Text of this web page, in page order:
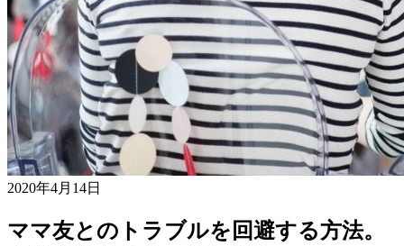
2020年4月14日
ママ友とのトラブルを回避する方法。